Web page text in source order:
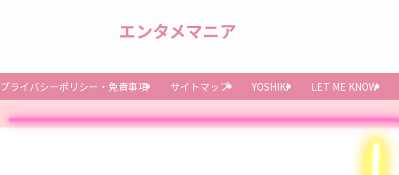
エンタメマニア
プライバシーポリシー・免責事項 サイトマップ YOSHIKI LET ME KNOW